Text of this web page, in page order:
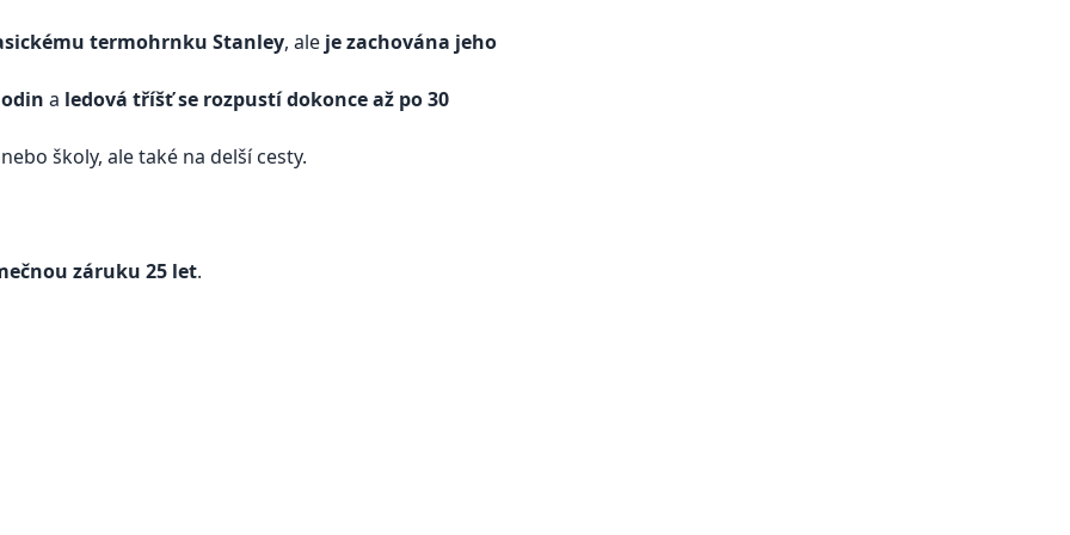
termohrnku Stanley, ale je zachována jeho
a ledová tříšť se rozpustí dokonce až po 30
školy, ale také na delší cesty.
záruku 25 let.